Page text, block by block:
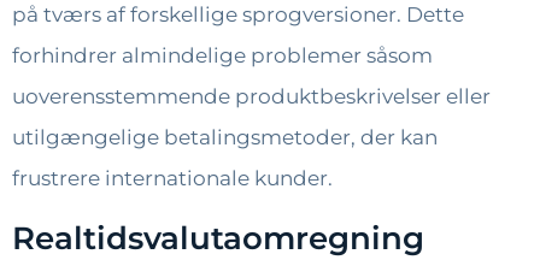
på tværs af forskellige sprogversioner. Dette
forhindrer almindelige problemer såsom
uoverensstemmende produktbeskrivelser eller
utilgængelige betalingsmetoder, der kan
frustrere internationale kunder.
Realtidsvalutaomregning